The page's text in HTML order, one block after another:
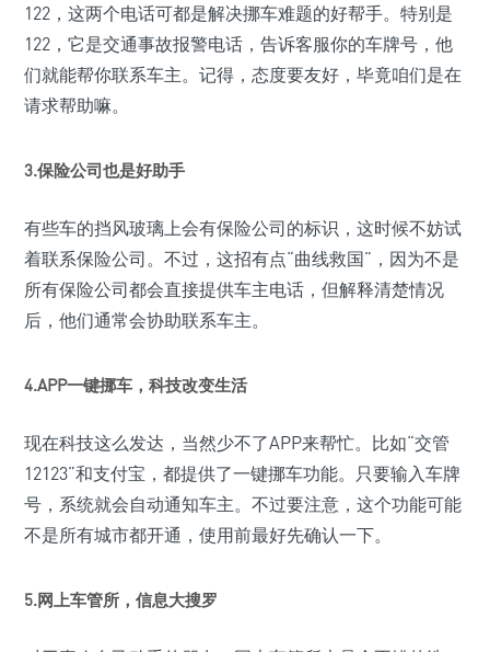
122，这两个电话可都是解决挪车难题的好帮手。特别是
122，它是交通事故报警电话，告诉客服你的车牌号，他
们就能帮你联系车主。记得，态度要友好，毕竟咱们是在
请求帮助嘛。
3.保险公司也是好助手
有些车的挡风玻璃上会有保险公司的标识，这时候不妨试
着联系保险公司。不过，这招有点“曲线救国”，因为不是
所有保险公司都会直接提供车主电话，但解释清楚情况
后，他们通常会协助联系车主。
4.APP一键挪车，科技改变生活
现在科技这么发达，当然少不了APP来帮忙。比如“交管
12123”和支付宝，都提供了一键挪车功能。只要输入车牌
号，系统就会自动通知车主。不过要注意，这个功能可能
不是所有城市都开通，使用前最好先确认一下。
5.网上车管所，信息大搜罗